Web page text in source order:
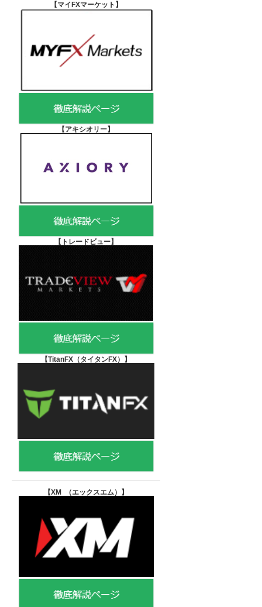
【マイFXマーケット 】
【アキシオリー】
【 トレードビュー】
【TitanFX（タイタンFX） 】
【XM （エックスエム） 】